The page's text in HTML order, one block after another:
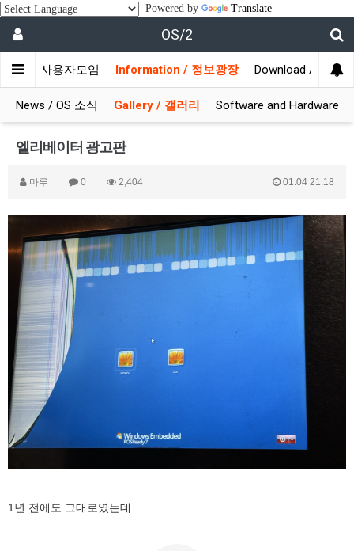
Powered by Translate
OS/2
/ 사용자모임 Information / 정보광장 Download / 자료실
News / OS 소식 Gallery / 갤러리 Software and Hardware
엘리베이터 광고판
마루 0 2,404 01.04 21:18
1년 전에도 그대로였는데.